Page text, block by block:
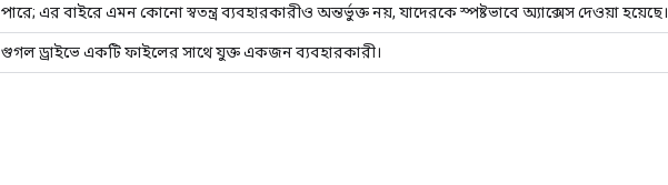
পারে; এর বাইরে এমন কোনো স্বতন্ত্র ব্যবহারকারীও অন্তর্ভুক্ত নয়, যাদেরকে স্পষ্টভাবে অ্যাক্সেস দেওয়া হয়েছে।
গুগল ড্রাইভে একটি ফাইলের সাথে যুক্ত একজন ব্যবহারকারী।